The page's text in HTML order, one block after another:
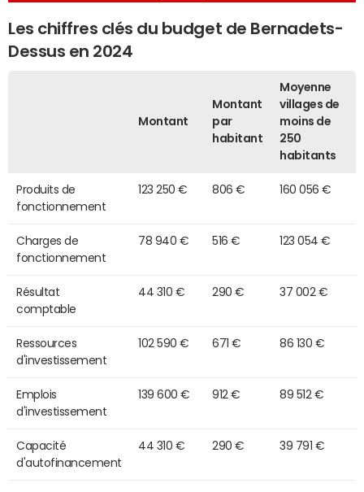
Les chiffres clés du budget de Bernadets-
Dessus en 2024
Montant
Montant
par
habitant
Moyenne
villages de
moins de
250
habitants
Produits de
fonctionnement
123 250 € 806 € 160 056 €
Charges de
fonctionnement
78 940 € 516 € 123 054 €
Résultat
comptable
44 310 € 290 € 37 002 €
Ressources
d'investissement
102 590 € 671 € 86 130 €
Emplois
d'investissement
139 600 € 912 € 89 512 €
Capacité
d'autofinancement
44 310 € 290 € 39 791 €